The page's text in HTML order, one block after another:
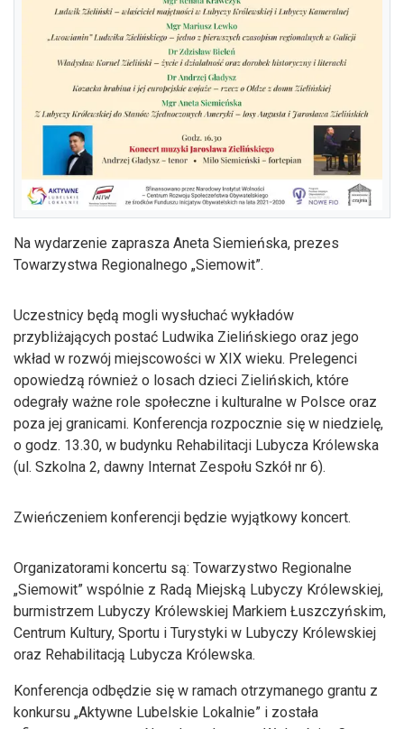
Na wydarzenie zaprasza Aneta Siemieńska, prezes
Towarzystwa Regionalnego „Siemowit”.
Uczestnicy będą mogli wysłuchać wykładów
przybliżających postać Ludwika Zielińskiego oraz jego
wkład w rozwój miejscowości w XIX wieku. Prelegenci
opowiedzą również o losach dzieci Zielińskich, które
odegrały ważne role społeczne i kulturalne w Polsce oraz
poza jej granicami. Konferencja rozpocznie się w niedzielę,
o godz. 13.30, w budynku Rehabilitacji Lubycza Królewska
(ul. Szkolna 2, dawny Internat Zespołu Szkół nr 6).
Zwieńczeniem konferencji będzie wyjątkowy koncert.
Organizatorami koncertu są: Towarzystwo Regionalne
„Siemowit” wspólnie z Radą Miejską Lubyczy Królewskiej,
burmistrzem Lubyczy Królewskiej Markiem Łuszczyńskim,
Centrum Kultury, Sportu i Turystyki w Lubyczy Królewskiej
oraz Rehabilitacją Lubycza Królewska.
Konferencja odbędzie się w ramach otrzymanego grantu z
konkursu „Aktywne Lubelskie Lokalnie” i została